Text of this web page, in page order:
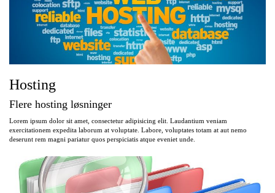
Hosting
Flere hosting løsninger
Lorem ipsum dolor sit amet, consectetur adipisicing elit. Laudantium veniam
exercitationem expedita laborum at voluptate. Labore, voluptates totam at aut nemo
deserunt rem magni pariatur quos perspiciatis atque eveniet unde.